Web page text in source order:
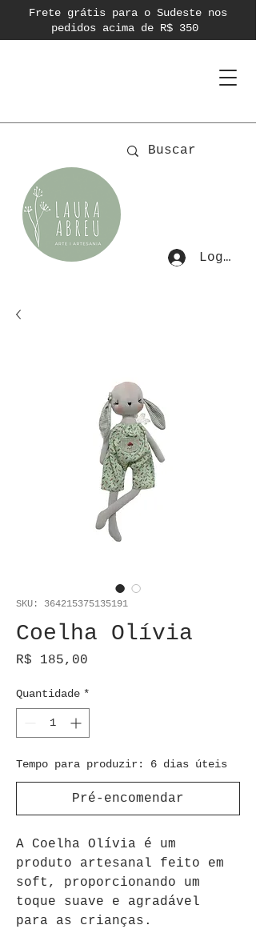
Frete grátis para o Sudeste nos
pedidos acima de R$ 350
Login
SKU: 364215375135191
Coelha Olívia
R$ 185,00
Quantidade *
Tempo para produzir: 6 dias úteis
Pré-encomendar
A Coelha Olívia é um
produto artesanal feito em
soft, proporcionando um
toque suave e agradável
para as crianças.